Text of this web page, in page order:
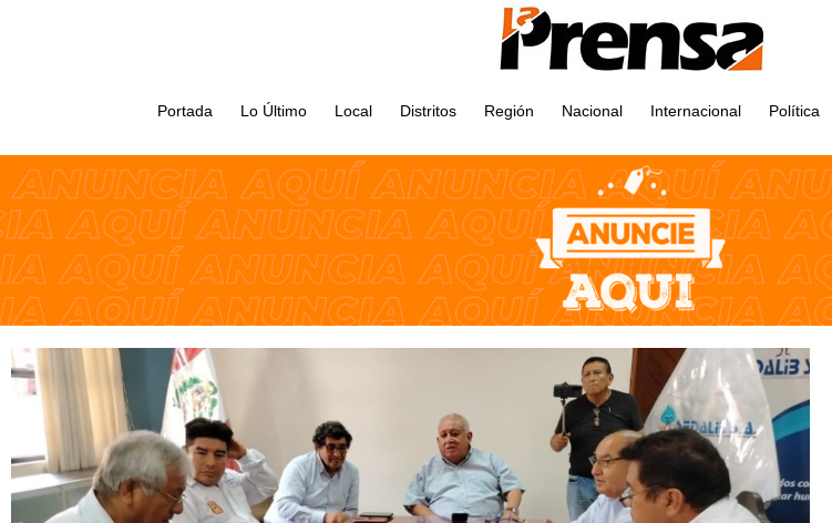
Portada Lo Último Local Distritos Región Nacional Internacional Política